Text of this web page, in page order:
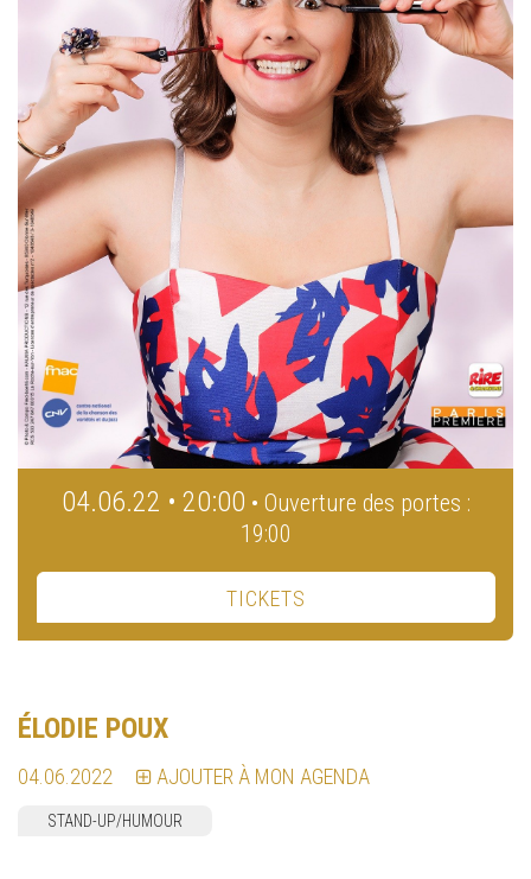
04.06.22 • 20:00 • Ouverture des portes :
19:00
TICKETS
ÉLODIE POUX
04.06.2022 AJOUTER À MON AGENDA
STAND-UP/HUMOUR